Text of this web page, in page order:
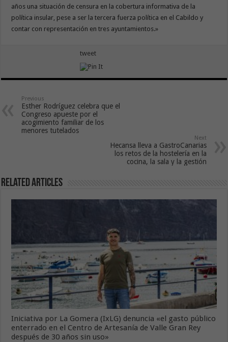
años una situación de censura en la cobertura informativa de la
política insular, pese a ser la tercera fuerza política en el Cabildo y
contar con representación en tres ayuntamientos.»
tweet
Previous
Esther Rodríguez celebra que el
Congreso apueste por el
acogimiento familiar de los
menores tutelados
Next
Hecansa lleva a GastroCanarias
los retos de la hostelería en la
cocina, la sala y la gestión
Related Articles
Iniciativa por La Gomera (IxLG) denuncia «el gasto público
enterrado en el Centro de Artesanía de Valle Gran Rey
después de 30 años sin uso»